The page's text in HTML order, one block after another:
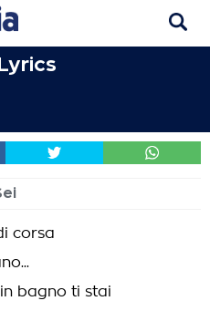
corsa
bagno ti stai